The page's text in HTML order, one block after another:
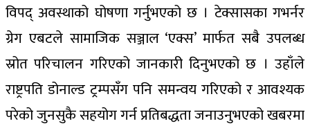
विपद् अवस्थाको घोषणा गर्नुभएको छ । टेक्सासका गभर्नर
ग्रेग एबटले सामाजिक सञ्जाल ‘एक्स’ मार्फत सबै उपलब्ध
स्रोत परिचालन गरिएको जानकारी दिनुभएको छ । उहाँले
राष्ट्रपति डोनाल्ड ट्रम्पसँग पनि समन्वय गरिएको र आवश्यक
परेको जुनसुकै सहयोग गर्न प्रतिबद्धता जनाउनुभएको खबरमा